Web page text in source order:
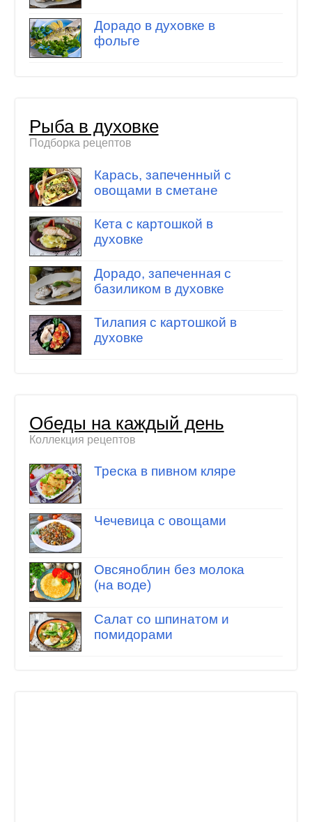
Дорадо в духовке в
фольге
Рыба в духовке
Подборка рецептов
Карась, запеченный с
овощами в сметане
Кета с картошкой в
духовке
Дорадо, запеченная с
базиликом в духовке
Тилапия с картошкой в
духовке
Обеды на каждый день
Коллекция рецептов
Треска в пивном кляре
Чечевица с овощами
Овсяноблин без молока
(на воде)
Салат со шпинатом и
помидорами